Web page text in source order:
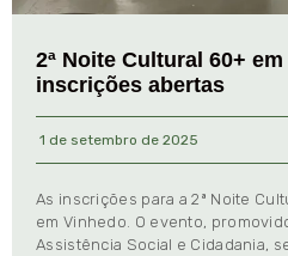
2ª Noite Cultural 60+
inscrições abertas
1 de setembro de 2025
As inscrições para a 2ª Noite
em Vinhedo. O evento,
Assistência Social e Cidadania,